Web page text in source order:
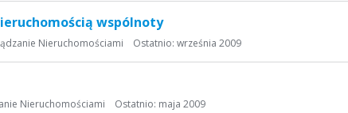
wspólnoty
Ostatnio: września 2009
Nieruchomościami
Ostatnio: maja 2009
Nieruchomościami